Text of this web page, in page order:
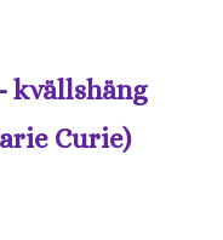
kvällshäng
Curie)